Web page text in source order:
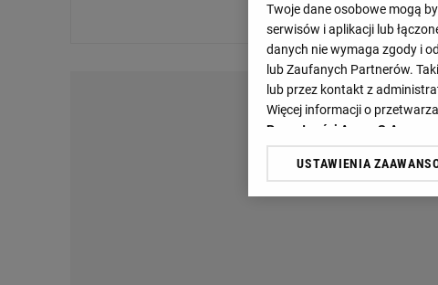
Przepraszamy, brak danych.
Twoje dane osobowe mogą
serwisów i aplikacji lub
danych nie wymaga zgody i
lub Zaufanych Partnerów.
lub przez kontakt z
Więcej informacji o
Prywatności Agora S.A.
Klikając „Akceptuję”
USTAWIENIA